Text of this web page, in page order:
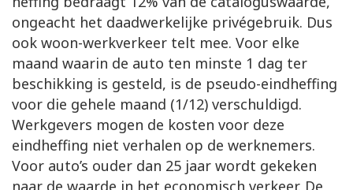
ongeacht het daadwerkelijke privégebruik. Dus
ook woon-werkverkeer telt mee. Voor elke
maand waarin de auto ten minste 1 dag ter
beschikking is gesteld, is de pseudo-eindheffing
voor die gehele maand (1/12) verschuldigd.
Werkgevers mogen de kosten voor deze
eindheffing niet verhalen op de werknemers.
Voor auto’s ouder dan 25 jaar wordt gekeken
naar de waarde in het economisch verkeer. De